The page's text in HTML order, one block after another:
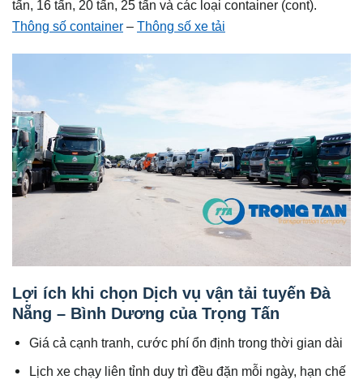
tấn, 16 tấn, 20 tấn, 25 tấn và các loại container (cont).
Thông số container – Thông số xe tải
Lợi ích khi chọn Dịch vụ vận tải tuyến Đà
Nẵng – Bình Dương của Trọng Tấn
Giá cả cạnh tranh, cước phí ổn định trong thời gian dài
Lịch xe chạy liên tỉnh duy trì đều đặn mỗi ngày, hạn chế